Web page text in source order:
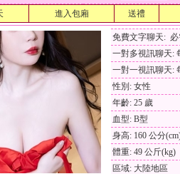
進入包廂 送禮
免費文字聊天:
一對多視訊聊天:
一對一視訊聊天:
性別: 女性
年齡: 25 歲
血型: B型
身高: 160 公分
體重: 49 公斤(kg)
區域: 大陸地區